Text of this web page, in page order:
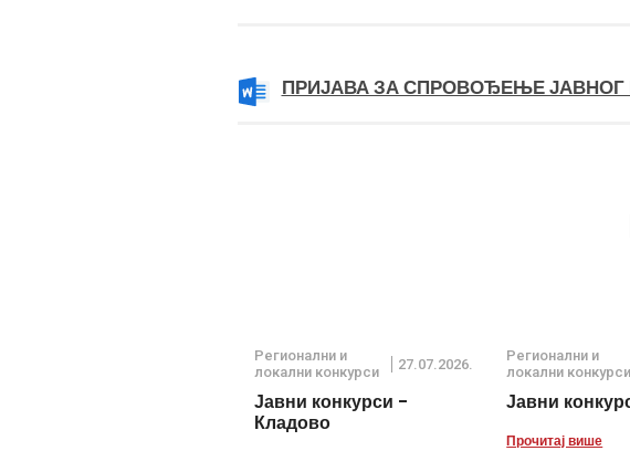
ПРИЈАВА ЗА СПРОВОЂЕЊЕ ЈАВНОГ
Регионални и
локални конкурси
27.07.2026.
Јавни конкурси -
Кладово
Регионални и
локални конкурси
Јавни
Прочитај више